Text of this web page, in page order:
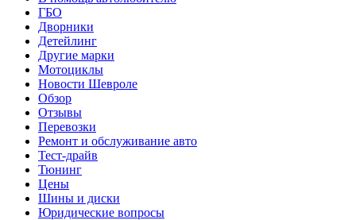
ГБО
Дворники
Детейлинг
Другие марки
Мотоциклы
Новости Шевроле
Обзор
Отзывы
Перевозки
Ремонт и обслуживание авто
Тест-драйв
Тюнинг
Цены
Шины и диски
Юридические вопросы